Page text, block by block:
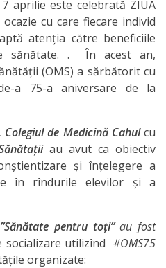
aprilie este celebrată ZIUA
ocazie cu care fiecare individ
atenția către beneficiile
sănătate. . În acest an,
(OMS) a sărbătorit cu
a 75-a aniversare de la
de Medicină Cahulcu
au avut ca obiectiv
și înțelegere a
în rîndurile elevilor și a
”Sănătate pentru toți”au fost
socializare utilizînd #OMS75
organizate: